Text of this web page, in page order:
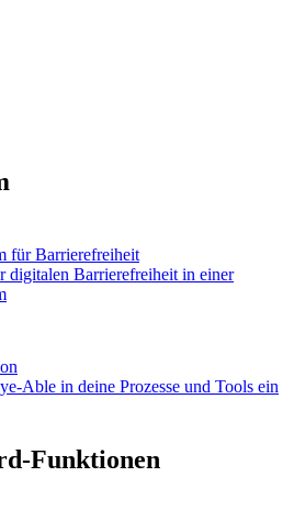
für Barrierefreiheit
digitalen Barrierefreiheit in einer
Able in deine Prozesse und Tools ein
Funktionen